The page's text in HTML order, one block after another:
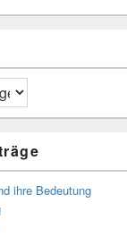
ihre Bedeutung